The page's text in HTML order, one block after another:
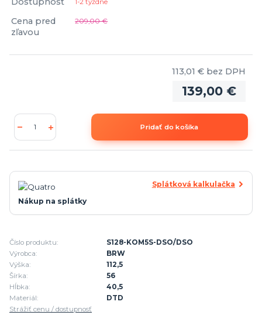
1-2 týždne
Cena pred
zľavou
209,00 €
139,00 €
113,01 € bez DPH
Pridať do košíka
Splátková kalkulačka
Nákup na splátky
Číslo produktu:
S128-KOM5S-DSO/DSO
Výrobca:
BRW
Výška:
112,5
Šírka:
56
Hĺbka:
40,5
Materiál:
DTD
Strážiť cenu / dostupnosť